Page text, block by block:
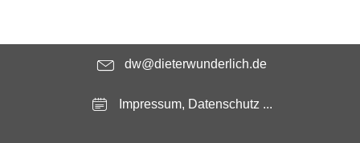
dw@dieterwunderlich.de
Impressum, Datenschutz ...